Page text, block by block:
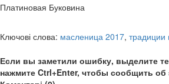
Платиновая Буковина
Ключові слова: масленица 2017, традиции
Если вы заметили ошибку, выделите
нажмите Ctrl+Enter, чтобы сообщить об